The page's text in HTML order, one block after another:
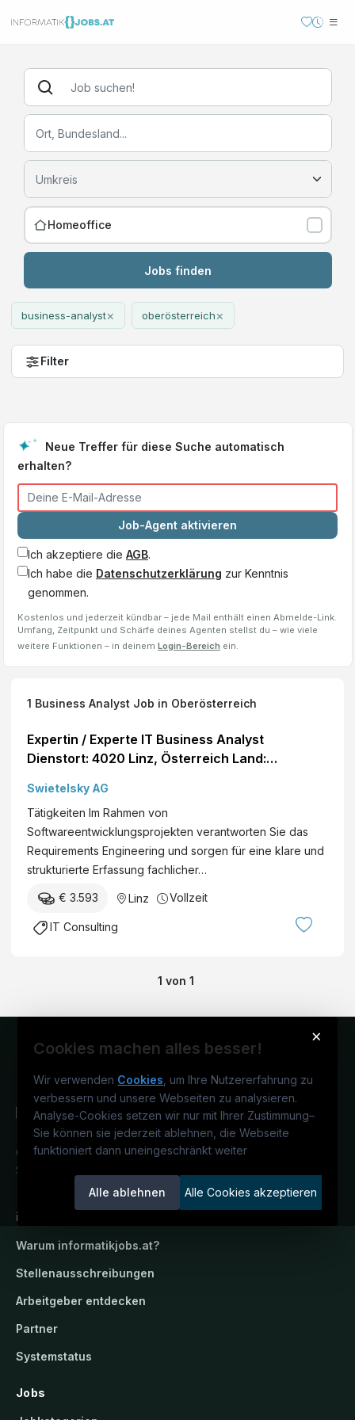
Homeoffice
Jobs finden
business-analyst× oberösterreich×
Filter
Neue Treffer für diese Suche automatisch
erhalten?
Job-Agent aktivieren
Ich akzeptiere die AGB.
Ich habe die Datenschutzerklärung zur Kenntnis
genommen.
Kostenlos und jederzeit kündbar – jede Mail enthält einen Abmelde-Link.
Umfang, Zeitpunkt und Schärfe deines Agenten stellst du – wie viele
weitere Funktionen – in deinem Login-Bereich ein.
1 Business Analyst Job in Oberösterreich
Expertin / Experte IT Business Analyst
Dienstort: 4020 Linz, Österreich Land:
per: ab sofort Details
Swietelsky AG
Tätigkeiten Im Rahmen von
Softwareentwicklungsprojekten verantworten Sie das
Requirements Engineering und sorgen für eine klare und
strukturierte Erfassung fachlicher…
€ 3.593 Linz Vollzeit
IT Consulting
1 von 1
×
Cookies machen alles besser!
Wir verwenden Cookies, um Ihre Nutzererfahrung zu
verbessern und unsere Webseiten zu analysieren.
Analyse-Cookies setzen wir nur mit Ihrer Zustimmung–
Sie können sie jederzeit ablehnen, die Webseite
funktioniert dann uneingeschränkt weiter
Alle ablehnen Alle Cookies akzeptieren
Österreichs IT-Karriereportal.Ein
Service der candidatis GmbH.
informatikjobs.at
Warum informatikjobs.at?
Stellenausschreibungen
Arbeitgeber entdecken
Partner
Systemstatus
Jobs